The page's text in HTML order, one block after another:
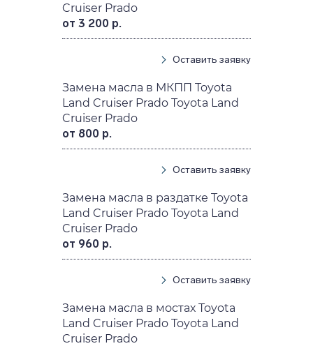
Cruiser Prado
от 3 200 р.
Оставить заявку
Замена масла в МКПП Toyota
Land Cruiser Prado Toyota Land
Cruiser Prado
от 800 р.
Оставить заявку
Замена масла в раздатке Toyota
Land Cruiser Prado Toyota Land
Cruiser Prado
от 960 р.
Оставить заявку
Замена масла в мостах Toyota
Land Cruiser Prado Toyota Land
Cruiser Prado